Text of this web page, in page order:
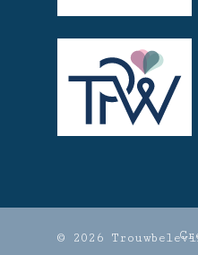
© 2026